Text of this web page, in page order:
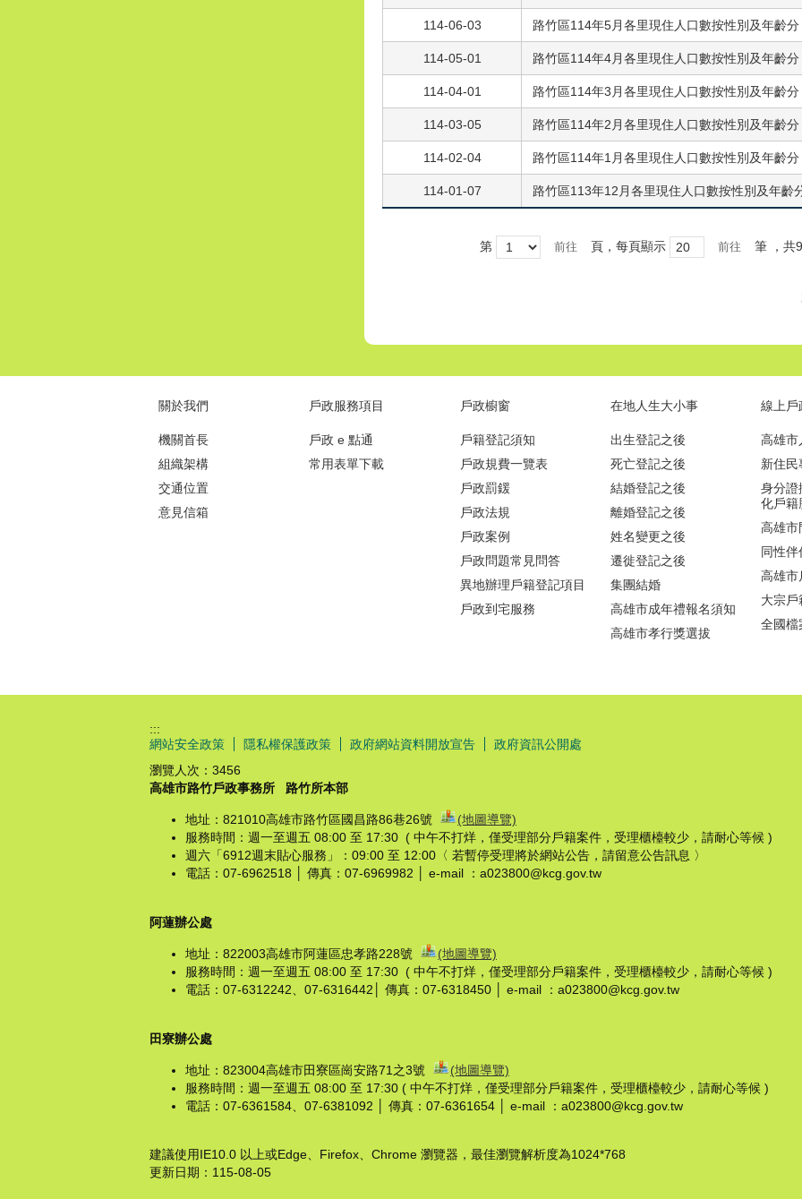
114-06-03 路竹區114年5月各里現住人口數按性別及年齡分
114-05-01 路竹區114年4月各里現住人口數按性別及年齡分
114-04-01 路竹區114年3月各里現住人口數按性別及年齡分
114-03-05 路竹區114年2月各里現住人口數按性別及年齡分
114-02-04 路竹區114年1月各里現住人口數按性別及年齡分
114-01-07 路竹區113年12月各里現住人口數按性別及年齡
第 頁，每頁顯示 筆 ，共
關於我們
機關首長
組織架構
交通位置
意見信箱
戶政服務項目
戶政 e 點通
常用表單下載
戶政櫥窗
戶籍登記須知
戶政規費一覽表
戶政罰鍰
戶政法規
戶政案例
戶政問題常見問答
異地辦理戶籍登記項目
戶政到宅服務
在地人生大小事
出生登記之後
死亡登記之後
結婚登記之後
離婚登記之後
姓名變更之後
遷徙登記之後
集團結婚
高雄市成年禮報名須知
高雄市孝行獎選拔
線上戶
高雄市
新住民
身分證
化戶籍
高雄市
同性伴
高雄市
大宗戶
全國檔
:::
網站安全政策
隱私權保護政策 政府網站資料開放宣告
政府資訊公開處
瀏覽人次： 3456
高雄市路竹戶政事務所
路竹所本部
地址：821010高雄市路竹區國昌路86巷26號
(地圖導覽)
服務時間：週一至週五 08:00 至 17:30 ( 中午不打烊，僅受理部分戶籍案件，受理櫃檯較少，請耐心等候 )
週六「6912週末貼心服務」：09:00 至 12:00〈 若暫停受理將於網站公告，請留意公告訊息 〉
電話：07-6962518 │ 傳真：07-6969982 │ e-mail ：a023800@kcg.gov.tw
阿蓮辦公處
地址：822003高雄市阿蓮區忠孝路228號
(地圖導覽)
服務時間：週一至週五 08:00 至 17:30 ( 中午不打烊，僅受理部分戶籍案件，受理櫃檯較少，請耐心等候 )
電話：07-6312242、07-6316442│ 傳真：07-6318450 │ e-mail ：a023800@kcg.gov.tw
田寮辦公處
地址：823004高雄市田寮區崗安路71之3號
(地圖導覽)
服務時間：週一至週五 08:00 至 17:30 ( 中午不打烊，僅受理部分戶籍案件，受理櫃檯較少，請耐心等候 )
電話：07-6361584、07-6381092 │ 傳真：07-6361654 │ e-mail ：a023800@kcg.gov.tw
建議使用IE10.0 以上或Edge、Firefox、Chrome 瀏覽器，最佳瀏覽解析度為1024*768
更新日期： 115-08-05